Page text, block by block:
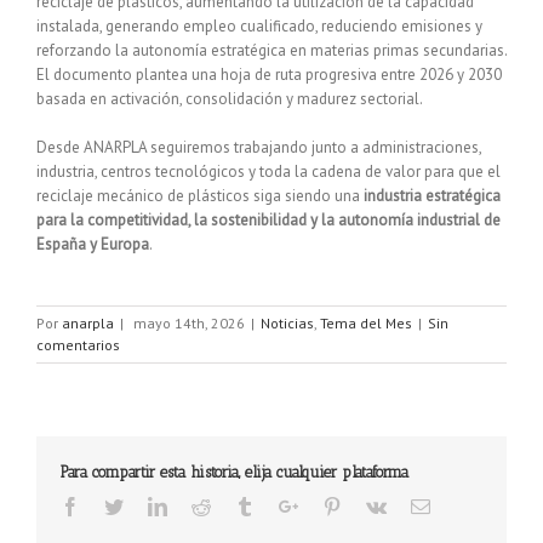
instalada, generando empleo cualificado, reduciendo emisiones y
reforzando la autonomía estratégica en materias primas secundarias.
El documento plantea una hoja de ruta progresiva entre 2026 y 2030
basada en activación, consolidación y madurez sectorial.
Desde ANARPLA seguiremos trabajando junto a administraciones,
industria, centros tecnológicos y toda la cadena de valor para que el
reciclaje mecánico de plásticos siga siendo una industria estratégica
para la competitividad, la sostenibilidad y la autonomía industrial de
España y Europa.
Por anarpla | mayo 14th, 2026 | Noticias Tema del Mes | Sin
comentarios
Para compartir esta historia, elija cualquier plataforma
Facebook
TwitterLinkedinReddit TumblrGoogle+Pinterest
Vk Email